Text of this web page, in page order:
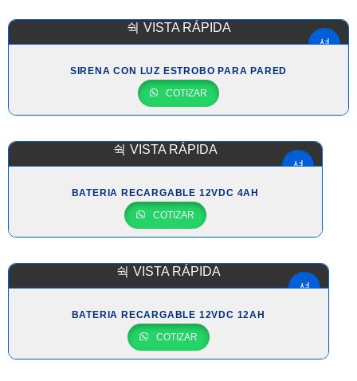
VISTA RÁPIDA
SIRENA CON LUZ ESTROBO PARA PARED
COTIZAR
VISTA RÁPIDA
BATERIA RECARGABLE 12VDC 4AH
COTIZAR
VISTA RÁPIDA
BATERIA RECARGABLE 12VDC 12AH
COTIZAR